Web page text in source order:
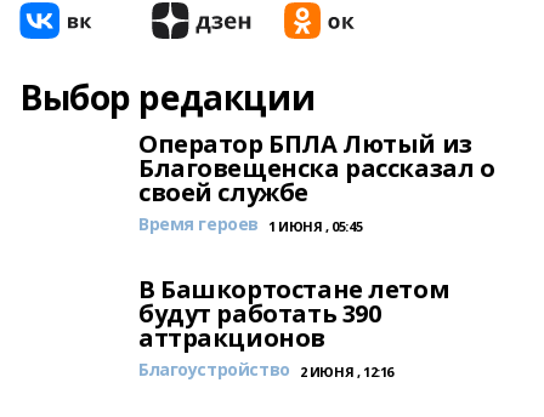
Выбор редакции
Оператор БПЛА Лютый из
Благовещенска рассказал о
своей службе
Время героев 1 ИЮНЯ , 05:45
В Башкортостане летом
будут работать 390
аттракционов
Благоустройство 2 ИЮНЯ , 12:16